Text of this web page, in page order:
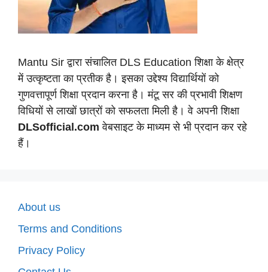
Mantu Sir द्वारा संचालित DLS Education शिक्षा के क्षेत्र
में उत्कृष्टता का प्रतीक है। इसका उद्देश्य विद्यार्थियों को
गुणवत्तापूर्ण शिक्षा प्रदान करना है। मंटू सर की प्रभावी शिक्षण
विधियों से लाखों छात्रों को सफलता मिली है। वे अपनी शिक्षा
DLSofficial.com वेबसाइट के माध्यम से भी प्रदान कर रहे
हैं।
About us
Terms and Conditions
Privacy Policy